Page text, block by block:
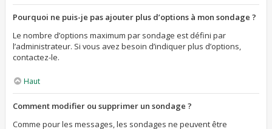
Pourquoi ne puis-je pas ajouter plus d’options à mon sondage ?
Le nombre d’options maximum par sondage est défini par
l’administrateur. Si vous avez besoin d’indiquer plus d’options,
contactez-le.
Haut
Comment modifier ou supprimer un sondage ?
Comme pour les messages, les sondages ne peuvent être